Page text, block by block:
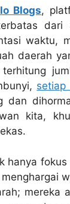
Blogs,
dari
waktu,
daerah
setiap
dan
kita,
hanya
mereka